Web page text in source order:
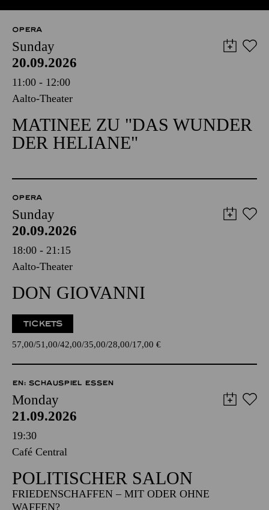
OPERA
Sunday
20.09.2026
11:00 - 12:00
Aalto-Theater
MATINEE ZU "DAS WUNDER
DER HELIANE"
OPERA
Sunday
20.09.2026
18:00 - 21:15
Aalto-Theater
DON GIOVANNI
TICKETS
57,00 51,00 42,00 35,00 28,00 17,00 €
EN: SCHAUSPIEL ESSEN
Monday
21.09.2026
19:30
Café Central
POLITISCHER SALON
FRIEDENSCHAFFEN – MIT ODER OHNE
WAFFEN?